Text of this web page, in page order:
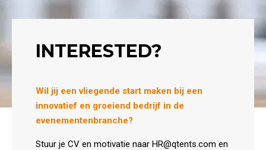
INTERESTED?
Wil jij een vliegende start maken bij een
innovatief en groeiend bedrijf in de
evenementenbranche?
Stuur je CV en motivatie naar HR@qtents.com en